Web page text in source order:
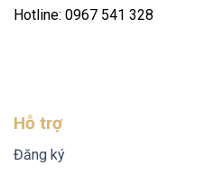
Hotline: 0967 541 328
Hỗ trợ
Đăng ký